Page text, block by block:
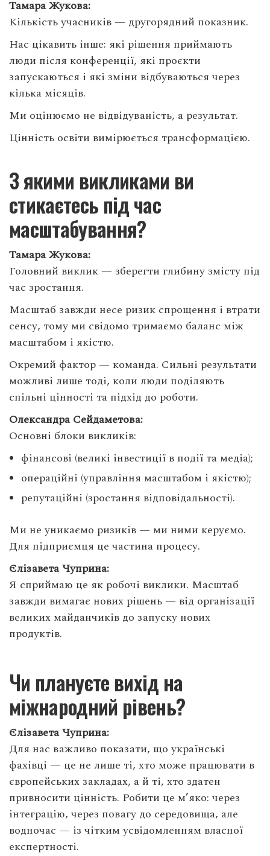
Тамара Жукова:
Кількість учасників — другорядний показник.
Нас цікавить інше: які рішення приймають
люди після конференції, які проєкти
запускаються і які зміни відбуваються через
кілька місяців.
Ми оцінюємо не відвідуваність, а результат.
Цінність освіти вимірюється трансформацією.
З якими викликами ви
стикаєтесь під час
масштабування?
Тамара Жукова:
Головний виклик — зберегти глибину змісту під
час зростання.
Масштаб завжди несе ризик спрощення і втрати
сенсу, тому ми свідомо тримаємо баланс між
масштабом і якістю.
Окремий фактор — команда. Сильні результати
можливі лише тоді, коли люди поділяють
спільні цінності та підхід до роботи.
Олександра Сейдаметова:
Основні блоки викликів:
фінансові (великі інвестиції в події та медіа);
операційні (управління масштабом і якістю);
репутаційні (зростання відповідальності).
Ми не уникаємо ризиків — ми ними керуємо.
Для підприємця це частина процесу.
Єлізавета Чуприна:
Я сприймаю це як робочі виклики. Масштаб
завжди вимагає нових рішень — від організації
великих майданчиків до запуску нових
продуктів.
Чи плануєте вихід на
міжнародний рівень?
Єлізавета Чуприна:
Для нас важливо показати, що українські
фахівці — це не лише ті, хто може працювати в
європейських закладах, а й ті, хто здатен
привносити цінність. Робити це м’яко: через
інтеграцію, через повагу до середовища, але
водночас — із чітким усвідомленням власної
експертності.